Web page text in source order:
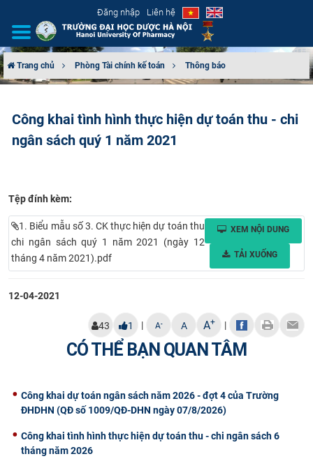
Đăng nhập Liên hệ
CƠ CẤU TỔ CHỨC
ĐÀO TẠO
ĐẢM BẢO CHẤT LƯỢNG
KHOA HỌC CÔNG NGHỆ
HTQT
CỰU NGƯỜI HỌC
Trang chủ Phòng Tài chính kế toán Thông báo
Công khai tình hình thực hiện dự toán thu - chi
ngân sách quý 1 năm 2021
Tệp đính kèm:
1. Biểu mẫu số 3. CK thực hiện dự toán thu
chi ngân sách quý 1 năm 2021 (ngày 12
tháng 4 năm 2021).pdf
XEM NỘI DUNG
TẢI XUỐNG
12-04-2021
43 1 | A- A A+ |
CÓ THỂ BẠN QUAN TÂM
Công khai dự toán ngân sách năm 2026 - đợt 4 của Trường
ĐHDHN (QĐ số 1009/QĐ-DHN ngày 07/8/2026)
Công khai tình hình thực hiện dự toán thu - chi ngân sách 6
tháng năm 2026